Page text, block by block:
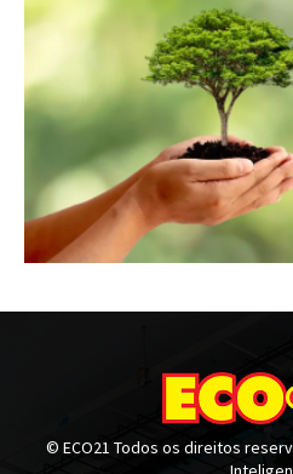
© ECO21 Todos os direitos